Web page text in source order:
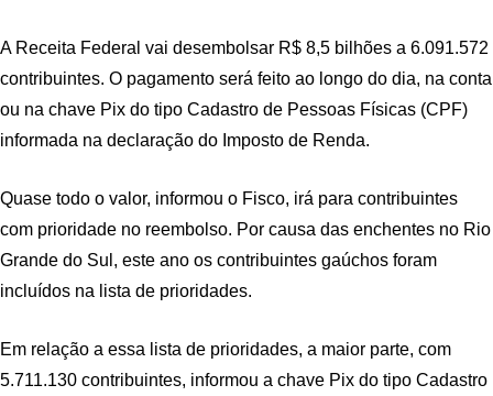
A Receita Federal vai desembolsar R$ 8,5 bilhões a 6.091.572
contribuintes. O pagamento será feito ao longo do dia, na conta
ou na chave Pix do tipo Cadastro de Pessoas Físicas (CPF)
informada na declaração do Imposto de Renda.
Quase todo o valor, informou o Fisco, irá para contribuintes
com prioridade no reembolso. Por causa das enchentes no Rio
Grande do Sul, este ano os contribuintes gaúchos foram
incluídos na lista de prioridades.
Em relação a essa lista de prioridades, a maior parte, com
5.711.130 contribuintes, informou a chave Pix do tipo Cadastro